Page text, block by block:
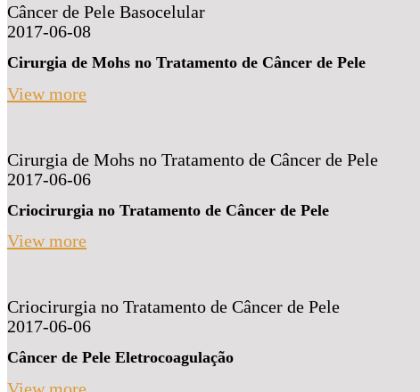
Câncer de Pele Basocelular
2017-06-08
Cirurgia de Mohs no Tratamento de Câncer de Pele
View more
Cirurgia de Mohs no Tratamento de Câncer de Pele
2017-06-06
Criocirurgia no Tratamento de Câncer de Pele
View more
Criocirurgia no Tratamento de Câncer de Pele
2017-06-06
Câncer de Pele Eletrocoagulação